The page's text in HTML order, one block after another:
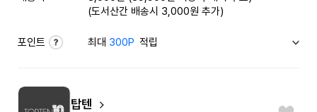
(도서산간 배송시 3,000원 추가)
포인트 최대 300P 적립
탑텐